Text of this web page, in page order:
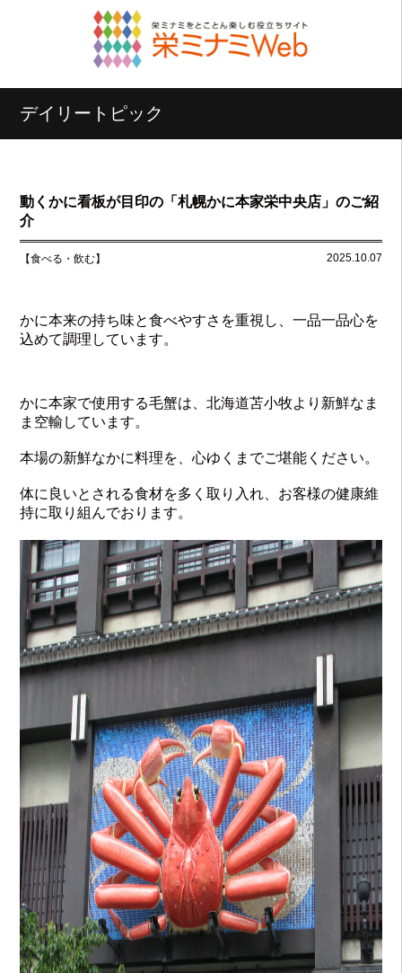
デイリートピック
動くかに看板が目印の「札幌かに本家栄中央店」のご紹
介
【食べる・飲む】 2025.10.07
かに本来の持ち味と食べやすさを重視し、一品一品心を
込めて調理しています。
かに本家で使用する毛蟹は、北海道苫小牧より新鮮なま
ま空輸しています。
本場の新鮮なかに料理を、心ゆくまでご堪能ください。
体に良いとされる食材を多く取り入れ、お客様の健康維
持に取り組んでおります。